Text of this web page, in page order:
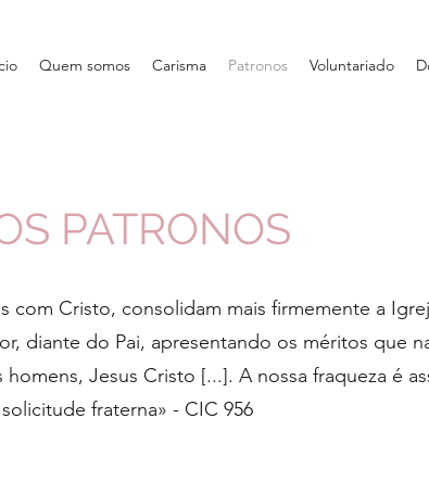
Quem somos Carisma Patronos Voluntariado
PATRONOS
com Cristo, consolidam mais firmemente a
diante do Pai, apresentando os méritos que
Jesus Cristo [...]. A nossa fraqueza é
fraterna» - CIC 956